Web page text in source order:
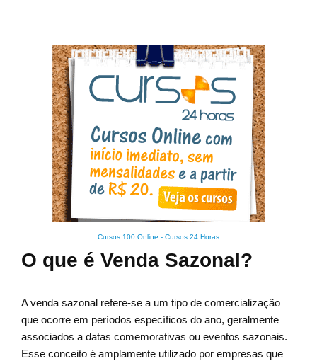
Cursos 100 Online - Cursos 24 Horas
O que é Venda Sazonal?
A venda sazonal refere-se a um tipo de comercialização
que ocorre em períodos específicos do ano, geralmente
associados a datas comemorativas ou eventos sazonais.
Esse conceito é amplamente utilizado por empresas que